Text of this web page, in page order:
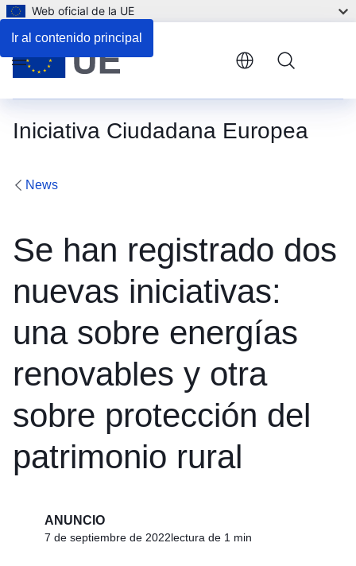
Ir al contenido principal
Web oficial de la UE
Iniciativa Ciudadana Europea
Menu
News
Se han registrado dos
nuevas iniciativas:
una sobre energías
renovables y otra
sobre protección del
patrimonio rural
ANUNCIO
7 de septiembre de 2022lectura de 1 min